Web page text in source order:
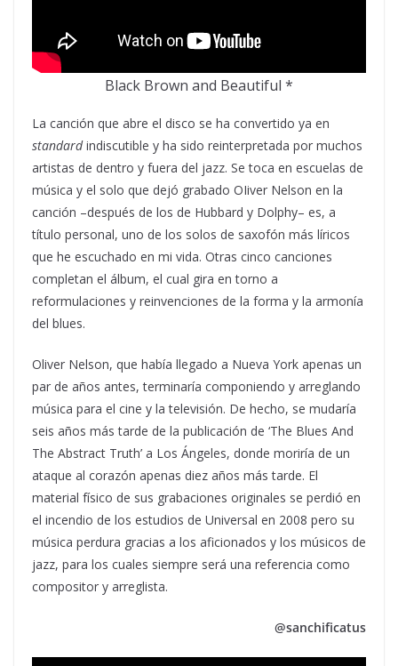
Black Brown and Beautiful *
La canción que abre el disco se ha convertido ya en
standardindiscutible y ha sido reinterpretada por muchos
artistas de dentro y fuera del jazz. Se toca en escuelas de
música y el solo que dejó grabado OIiver Nelson en la
canción –después de los de Hubbard y Dolphy– es, a
título personal, uno de los solos de saxofón más líricos
que he escuchado en mi vida. Otras cinco canciones
completan el álbum, el cual gira en torno a
reformulaciones y reinvenciones de la forma y la armonía
del blues.
Oliver Nelson, que había llegado a Nueva York apenas un
par de años antes, terminaría componiendo y arreglando
música para el cine y la televisión. De hecho, se mudaría
seis años más tarde de la publicación de ‘The Blues And
The Abstract Truth’ a Los Ángeles, donde moriría de un
ataque al corazón apenas diez años más tarde. El
material físico de sus grabaciones originales se perdió en
el incendio de los estudios de Universal en 2008 pero su
música perdura gracias a los aficionados y los músicos de
jazz, para los cuales siempre será una referencia como
compositor y arreglista.
@sanchificatus